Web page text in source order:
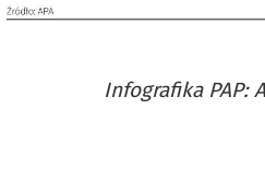
Infografika PAP: